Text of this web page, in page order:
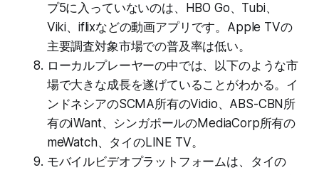
プ5に入っていないのは、HBO Go、Tubi、
Viki、iflixなどの動画アプリです。Apple TVの
主要調査対象市場での普及率は低い。
ローカルプレーヤーの中では、以下のような市
場で大きな成長を遂げていることがわかる。イ
ンドネシアのSCMA所有のVidio、ABS-CBN所
有のiWant、シンガポールのMediaCorp所有の
meWatch、タイのLINE TV。
モバイルビデオプラットフォームは、タイの